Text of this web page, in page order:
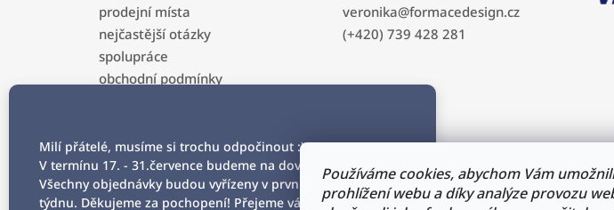
Používáme cookies, abychom Vám
prohlížení webu a díky analýze provozu
Milí přátelé, musíme si trochu odpočinout :)
V termínu 17. - 31.července budeme na dovolené.
Všechny objednávky budou vyřízeny v prvním srpnovém
týdnu. Děkujeme za pochopení! Přejeme vám všem
prodejní místa
nejčastější otázky
spolupráce
obchodní podmínky
veronika@formacedesign.cz
(+420) 739 428 281